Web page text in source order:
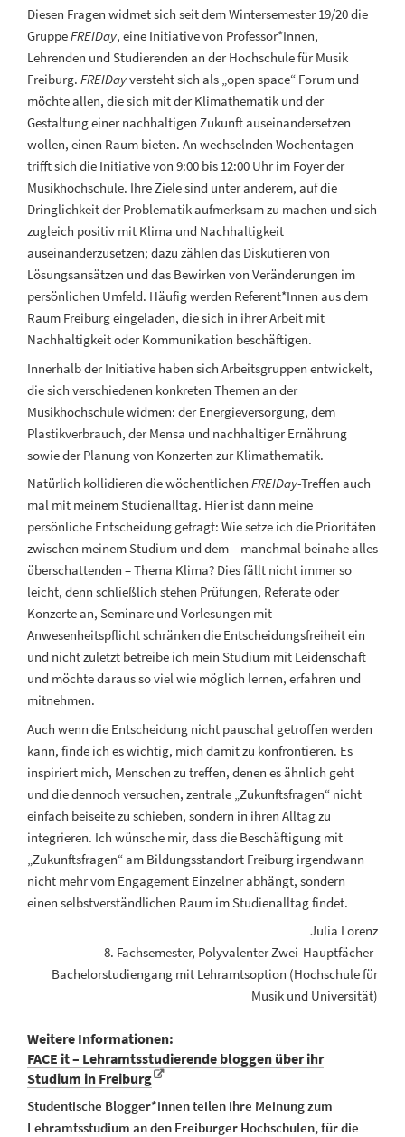
Diesen Fragen widmet sich seit dem Wintersemester 19/20 die
GruppeFREIDay, eine Initiative von Professor*Innen,
Lehrenden und Studierenden an der Hochschule für Musik
Freiburg. FREIDayversteht sich als „open space“ Forum und
möchte allen, die sich mit der Klimathematik und der
Gestaltung einer nachhaltigen Zukunft auseinandersetzen
wollen, einen Raum bieten. An wechselnden Wochentagen
trifft sich die Initiative von 9:00 bis 12:00 Uhr im Foyer der
Musikhochschule. Ihre Ziele sind unter anderem, auf die
Dringlichkeit der Problematik aufmerksam zu machen und sich
zugleich positiv mit Klima und Nachhaltigkeit
auseinanderzusetzen; dazu zählen das Diskutieren von
Lösungsansätzen und das Bewirken von Veränderungen im
persönlichen Umfeld. Häufig werden Referent*Innen aus dem
Raum Freiburg eingeladen, die sich in ihrer Arbeit mit
Nachhaltigkeit oder Kommunikation beschäftigen.
Innerhalb der Initiative haben sich Arbeitsgruppen entwickelt,
die sich verschiedenen konkreten Themen an der
Musikhochschule widmen: der Energieversorgung, dem
Plastikverbrauch, der Mensa und nachhaltiger Ernährung
sowie der Planung von Konzerten zur Klimathematik.
Natürlich kollidieren die wöchentlichen FREIDay-Treffen auch
mal mit meinem Studienalltag. Hier ist dann meine
persönliche Entscheidung gefragt: Wie setze ich die Prioritäten
zwischen meinem Studium und dem – manchmal beinahe alles
überschattenden – Thema Klima? Dies fällt nicht immer so
leicht, denn schließlich stehen Prüfungen, Referate oder
Konzerte an, Seminare und Vorlesungen mit
Anwesenheitspflicht schränken die Entscheidungsfreiheit ein
und nicht zuletzt betreibe ich mein Studium mit Leidenschaft
und möchte daraus so viel wie möglich lernen, erfahren und
mitnehmen.
Auch wenn die Entscheidung nicht pauschal getroffen werden
kann, finde ich es wichtig, mich damit zu konfrontieren. Es
inspiriert mich, Menschen zu treffen, denen es ähnlich geht
und die dennoch versuchen, zentrale „Zukunftsfragen“ nicht
einfach beiseite zu schieben, sondern in ihren Alltag zu
integrieren. Ich wünsche mir, dass die Beschäftigung mit
„Zukunftsfragen“ am Bildungsstandort Freiburg irgendwann
nicht mehr vom Engagement Einzelner abhängt, sondern
einen selbstverständlichen Raum im Studienalltag findet.
Julia Lorenz
8. Fachsemester, Polyvalenter Zwei-Hauptfächer-
Bachelorstudiengang mit Lehramtsoption (Hochschule für
Musik und Universität)
Weitere Informationen:
FACE it – Lehramtsstudierende bloggen über ihr
Studium in Freiburg
Studentische Blogger*innen teilen ihre Meinung zum
Lehramtsstudium an den Freiburger Hochschulen, für die